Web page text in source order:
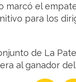
marcó el
para los
de La
al ganador